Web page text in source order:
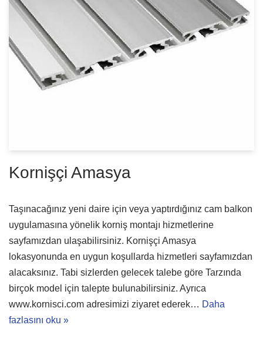
Kornişçi Amasya
Taşınacağınız yeni daire için veya yaptırdığınız cam balkon
uygulamasına yönelik korniş montajı hizmetlerine
sayfamızdan ulaşabilirsiniz. Kornişçi Amasya
lokasyonunda en uygun koşullarda hizmetleri sayfamızdan
alacaksınız. Tabi sizlerden gelecek talebe göre Tarzında
birçok model için talepte bulunabilirsiniz. Ayrıca
www.kornisci.com adresimizi ziyaret ederek… Daha
fazlasını oku »